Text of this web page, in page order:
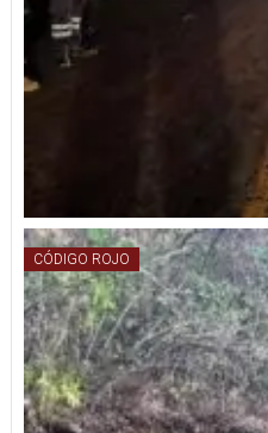
CÓDIGO ROJO